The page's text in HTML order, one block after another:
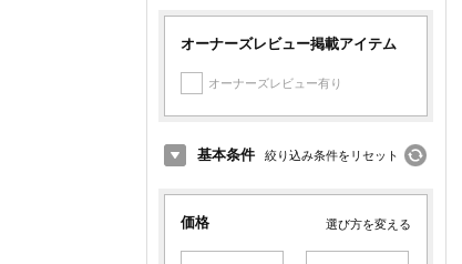
オーナーズレビュー掲載アイテム
オーナーズレビュー有り
絞り込み条件をリセット
基本条件
価格 選び方を変える